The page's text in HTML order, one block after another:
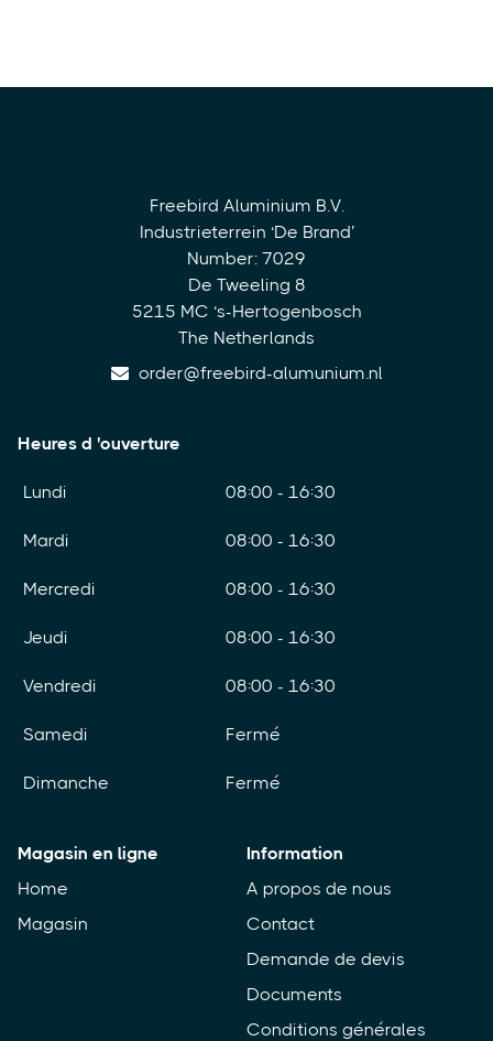
Freebird Aluminium B.V.
Industrieterrein ‘De Brand’
Number: 7029
De Tweeling 8
5215 MC ‘s-Hertogenbosch
The Netherlands
order@freebird-alumunium.nl
Heures d 'ouverture
Lundi 08:00 - 16:30
Mardi 08:00 - 16:30
Mercredi 08:00 - 16:30
Jeudi 08:00 - 16:30
Vendredi 08:00 - 16:30
Samedi Fermé
Dimanche Fermé
Magasin en ligne
Home
Magasin
Information
A propos de nous
Contact
Demande de devis
Documents
Conditions générales